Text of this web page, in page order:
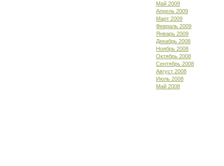
Май 2009
Апрель 2009
Март 2009
Февраль 2009
Январь 2009
Декабрь 2008
Ноябрь 2008
Октябрь 2008
Сентябрь 2008
Август 2008
Июль 2008
Май 2008